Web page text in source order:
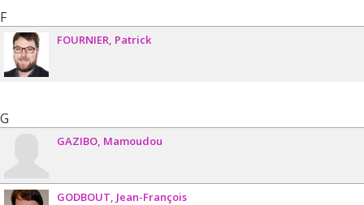
F
FOURNIER Patrick
G
GAZIBO Mamoudou
GODBOUT Jean-François